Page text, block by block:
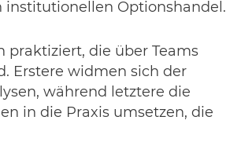
Optionshandel.
die über Teams
Erstere widmen sich der
während letztere die
in die Praxis umsetzen, die